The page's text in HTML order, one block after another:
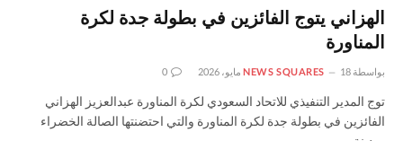
الهزاني يتوج الفائزين في بطولة جدة لكرة
المناورة
بواسطة NEWS SQUARES 18 مايو، 2026 0
توج المدير التنفيذي للاتحاد السعودي لكرة المناورة عبدالعزيز الهزاني
الفائزين في بطولة جدة لكرة المناورة والتي احتضنتها الصالة الخضراء